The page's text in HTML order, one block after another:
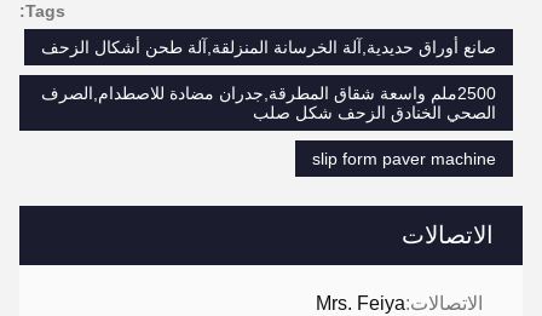
الاتصالات
الاتصالات:Mrs. Feiya
Tags:
صانع أوراق حديدية,آلة الخرسانة المنزلقة,آلة طحن أشكال الزحف
2500ملم واسعة شقاق المطرقة,جدران مضادة للاصطدام,الصرف
الصحي الخنادق الزحف شكل صلب
slip form paver machine